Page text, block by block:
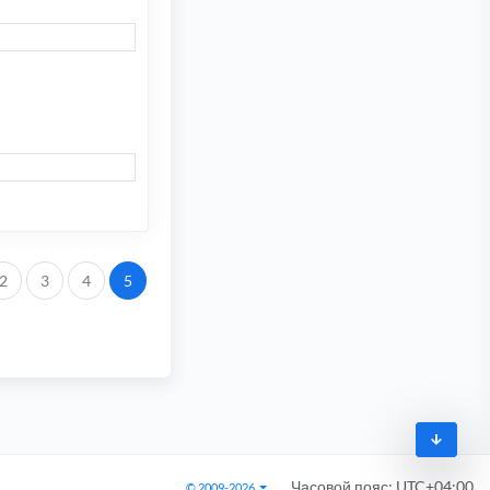
2 3 4 5
Часовой пояс: UTC+04:00